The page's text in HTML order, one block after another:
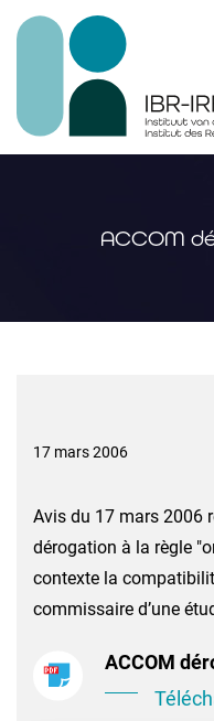
ACCOM
17 mars 2006
Avis du 17 mars 2006
dérogation à la règle
contexte la
commissaire d’une
ACCOM